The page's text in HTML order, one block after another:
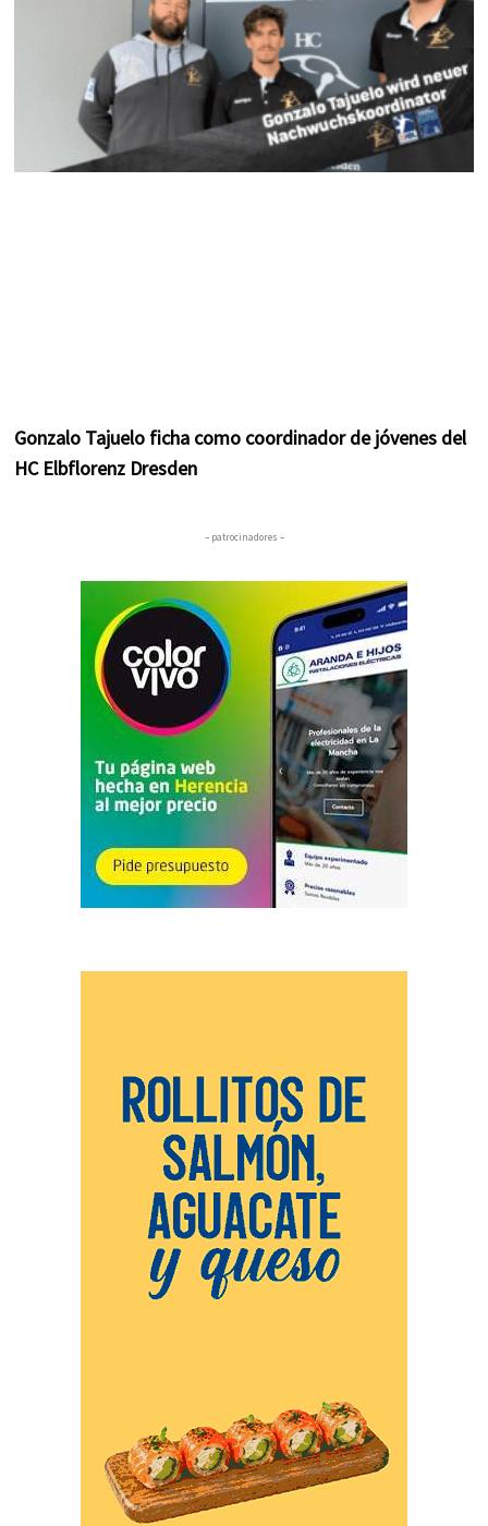
Gonzalo Tajuelo ficha como coordinador de jóvenes del
HC Elbflorenz Dresden
– patrocinadores –